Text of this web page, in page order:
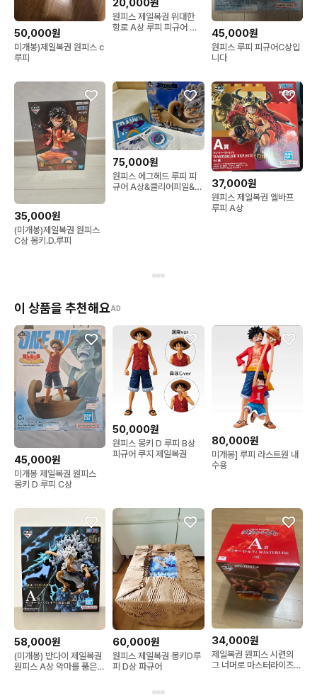
50,000원
미개봉)제일복권 원피스 c
루피
20,000원
원피스 제일복권 위대한
항로 A상 루피 피규어 쿠
45,000원
원피스 루피 피규어C상입
니다
35,000원
(미개봉)제일복권 원피스
C상 몽키.D.루피
75,000원
원피스 에그헤드 루피 피
규어 A상&클리어피일&J
37,000원
원피스 제일복권 엘바프
루피 A상
이 상품을 추천해요AD
45,000원
미개봉 제일복권 원피스
몽키 D 루피 C상
50,000원
원피스 몽키 D 루피 B상
피규어 쿠지 제일복권
80,000원
미개봉] 루피 라스트원 내
수용
58,000원
(미개봉) 반다이 제일복권
원피스 A상 악마를 품은
60,000원
원피스 제일복권 몽키D루
피 D상 파규어
34,000원
제일복권 원피스 시련의
그 너머로 마스터라이즈